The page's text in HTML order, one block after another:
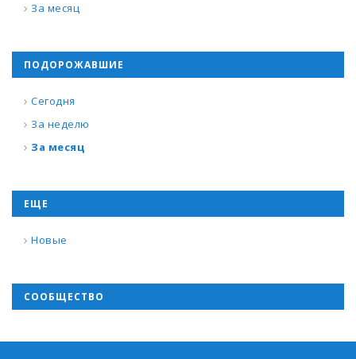
За месяц
ПОДОРОЖАВШИЕ
Сегодня
За неделю
За месяц
ЕЩЕ
Новые
СООБЩЕСТВО